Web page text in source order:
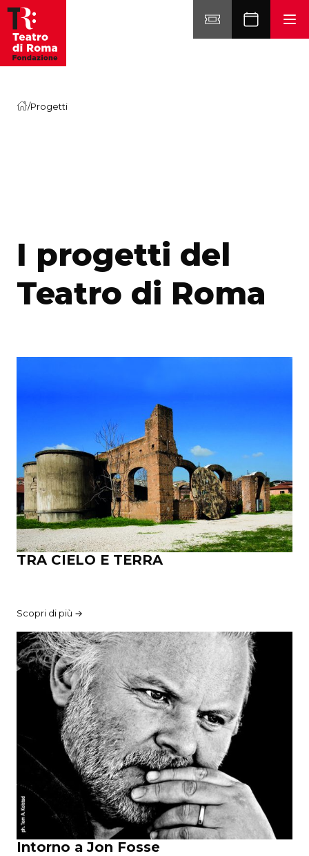
Vai al contenuto
/Progetti
I progetti del
Teatro di Roma
TRA CIELO E TERRA
Scopri di più →
Intorno a Jon Fosse